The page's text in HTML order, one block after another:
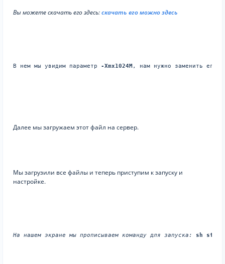
Вы можете скачать его здесь:скачать его можно здесь
В нем мы увидим параметр -Xmx1024M, нам нужно заменить его
Далее мы загружаем этот файл на сервер.
Мы загрузили все файлы и теперь приступим к запуску и
настройке.
На нашем экране мы прописываем команду для запуска: sh